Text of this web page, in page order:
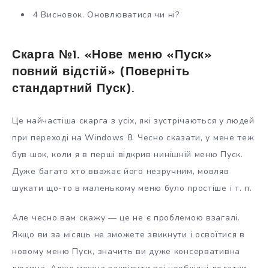
4 Висновок. Оновлюватися чи ні?
Скарга №1. «Нове меню «Пуск»
повний відстій» (Поверніть
стандартний Пуск).
Це найчастіша скарга з усіх, які зустрічаються у людей
при переході на Windows 8. Чесно сказати, у мене теж
був шок, коли я в перші відкрив нинішній меню Пуск.
Дуже багато хто вважає його незручним, мовляв
шукати що-то в маленькому меню було простіше і т. п.
Але чесно вам скажу — це не є проблемою взагалі.
Якщо ви за місяць не зможете звикнути і освоїтися в
новому меню Пуск, значить ви дуже консервативна